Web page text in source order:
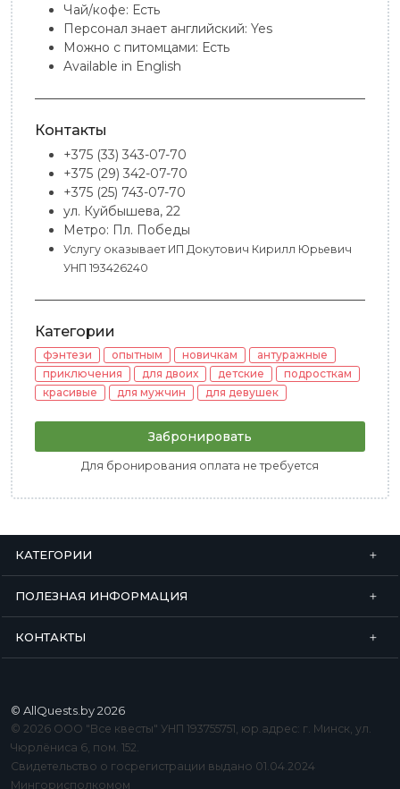
Чай/кофе: Есть
Персонал знает английский: Yes
Можно с питомцами: Есть
Available in English
Контакты
+375 (33) 343-07-70
+375 (29) 342-07-70
+375 (25) 743-07-70
ул. Куйбышева, 22
Метро: Пл. Победы
Услугу оказывает ИП Докутович Кирилл Юрьевич
УНП 193426240
Категории
фэнтези опытным новичкам
антуражные
приключения
для двоих детские
подросткам
красивые
для мужчин для девушек
Забронировать
Для бронирования оплата не требуется
КАТЕГОРИИ
ПОЛЕЗНАЯ ИНФОРМАЦИЯ
КОНТАКТЫ
© AllQuests.by 2026
© 2026 ООО "Все квесты" УНП 193755751, юр.адрес: г. Минск, ул.
Чюрлёниса 6, пом. 152.
Свидетельство о госрегистрации выдано 01.04.2024
Мингорисполкомом